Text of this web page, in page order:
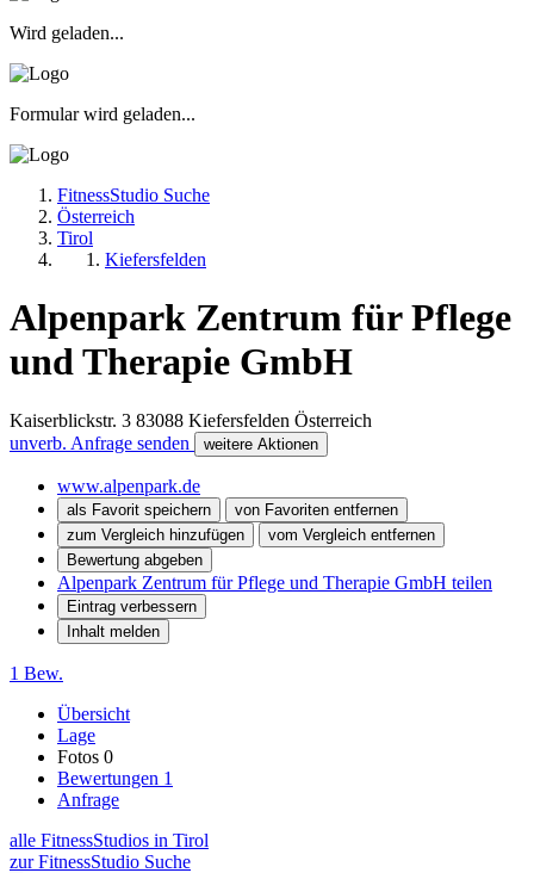
Wird geladen...
Formular wird geladen...
FitnessStudio Suche
Österreich
Tirol
Kiefersfelden
Alpenpark Zentrum für Pflege
und Therapie GmbH
Kaiserblickstr. 3 83088 Kiefersfelden Österreich
unverb. Anfrage senden
weitere Aktionen
www.alpenpark.de
als Favorit speichern
von Favoriten entfernen
zum Vergleich hinzufügen
vom Vergleich entfernen
Bewertung abgeben
Alpenpark Zentrum für Pflege und Therapie GmbH teilen
Eintrag verbessern
Inhalt melden
1 Bew.
Übersicht
Lage
Fotos 0
Bewertungen 1
Anfrage
alle FitnessStudios in Tirol
zur FitnessStudio Suche